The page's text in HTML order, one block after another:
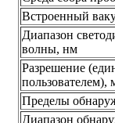
Встроенный
Диапазон
волны, нм
Разрешение
пользователем),
Пределы
Диапазон